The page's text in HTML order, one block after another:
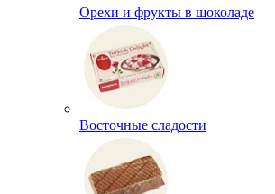
Орехи и фрукты в шоколаде
Восточные сладости